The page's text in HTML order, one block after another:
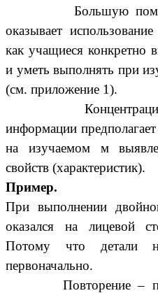
Большую помощь
оказывает
как учащиеся конкретно
и уметь выполнять при
(см. приложение 1).
Концентрация
информации
на изучаемом м
свойств (характеристик).
Пример.
При выполнении
оказался на лицевой
Потому что детали
первоначально.
Повторение –